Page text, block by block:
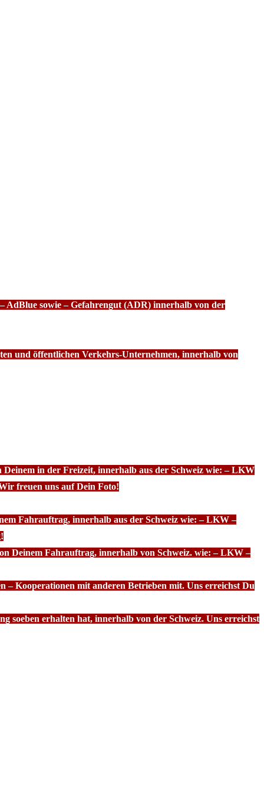
AdBlue sowie – Gefahrengut (ADR) innerhalb von der
und öffentlichen Verkehrs-Unternehmen, innerhalb von
in der Freizeit, innerhalb aus der Schweiz wie: – LKW
freuen uns auf Dein Foto!
Fahrauftrag, innerhalb aus der Schweiz wie: – LKW –
Deinem Fahrauftrag, innerhalb von Schweiz. wie: – LKW –
– Kooperationen mit anderen Betrieben mit. Uns erreichst Du
soeben erhalten hat, innerhalb von der Schweiz. Uns erreichst